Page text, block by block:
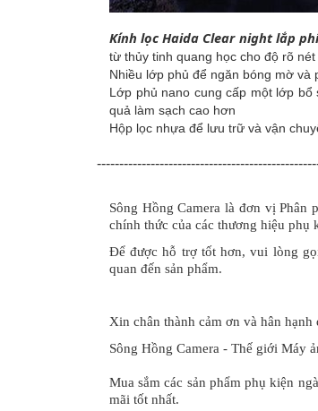
Kính lọc Haida Clear night lắp
từ thủy tinh quang học cho độ rõ
Nhiều lớp phủ để ngăn bóng mờ và
Lớp phủ nano cung cấp một lớp
quả làm sạch cao hơn
Hộp lọc nhựa để lưu trữ và vận
Sông Hồng Camera là đơn vị
chính thức của các thương hiệu
Để được hỗ trợ tốt hơn, vui lòng
quan đến sản phẩm.
Xin chân thành cảm ơn và hân
Sông Hồng Camera - Thế giới Máy
Mua sắm các sản phẩm phụ kiện
mãi tốt nhất.